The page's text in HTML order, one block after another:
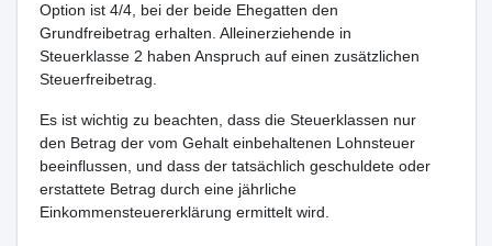
Option ist 4/4, bei der beide Ehegatten den
Grundfreibetrag erhalten. Alleinerziehende in
Steuerklasse 2 haben Anspruch auf einen zusätzlichen
Steuerfreibetrag.
Es ist wichtig zu beachten, dass die Steuerklassen nur
den Betrag der vom Gehalt einbehaltenen Lohnsteuer
beeinflussen, und dass der tatsächlich geschuldete oder
erstattete Betrag durch eine jährliche
Einkommensteuererklärung ermittelt wird.